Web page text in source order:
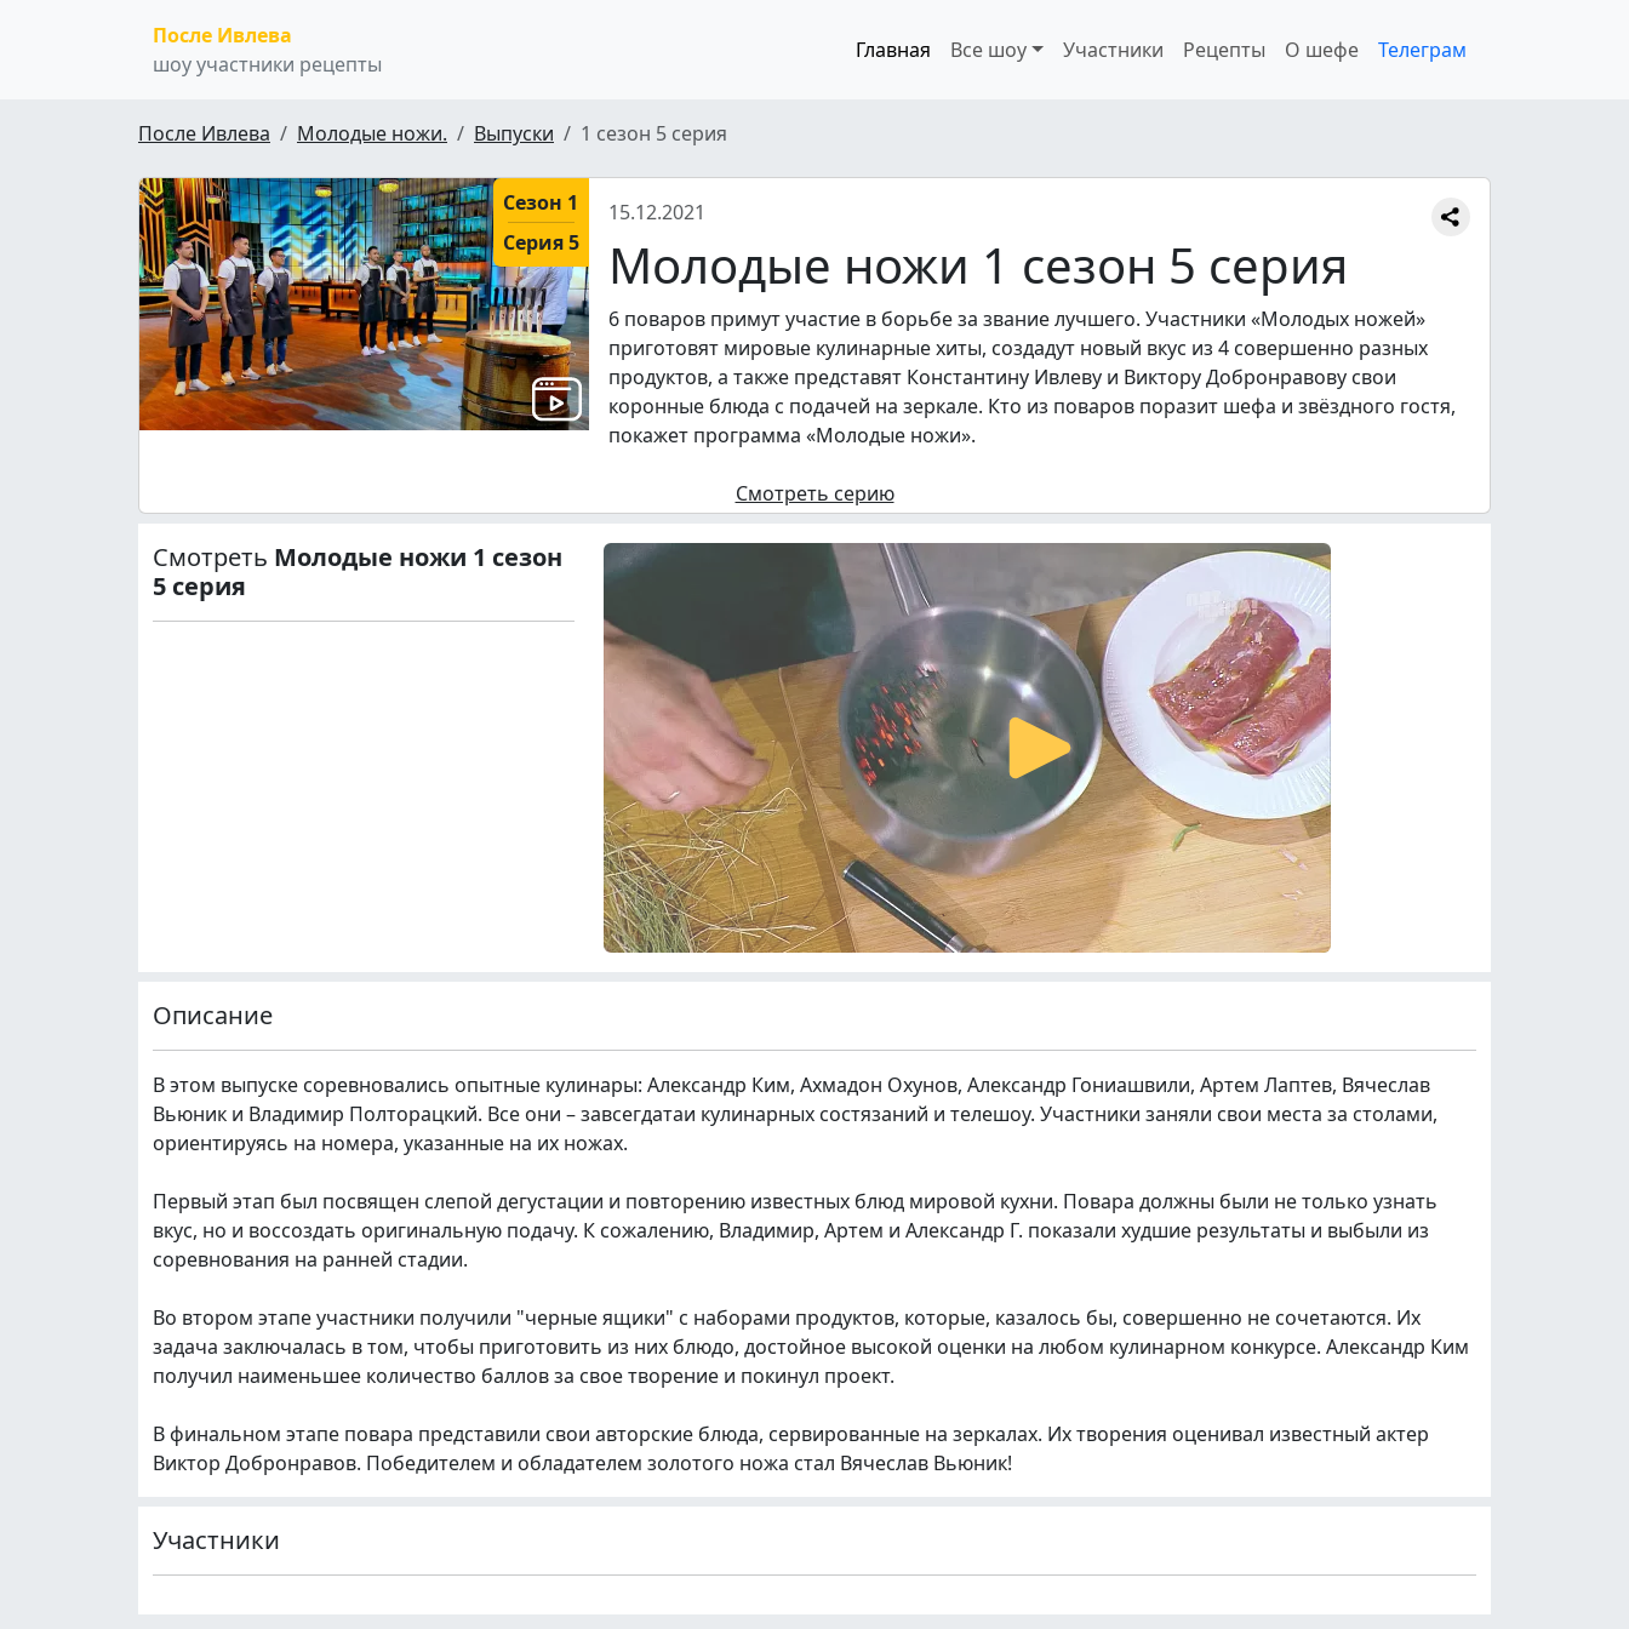
После Ивлева
шоу участники рецепты
Главная Все шоу Участники Рецепты О шефе Телеграм
После Ивлева Молодые ножи. Выпуски 1 сезон 5 серия
Сезон 1
Серия 5
15.12.2021
Молодые ножи 1 сезон 5 серия
6 поваров примут участие в борьбе за звание лучшего. Участники «Молодых ножей»
приготовят мировые кулинарные хиты, создадут новый вкус из 4 совершенно разных
продуктов, а также представят Константину Ивлеву и Виктору Добронравову свои
коронные блюда с подачей на зеркале. Кто из поваров поразит шефа и звёздного гостя,
покажет программа «Молодые ножи».
Смотреть серию
Смотреть Молодые ножи 1 сезон
5 серия
Описание
В этом выпуске соревновались опытные кулинары: Александр Ким, Ахмадон Охунов, Александр Гониашвили, Артем Лаптев, Вячеслав
Вьюник и Владимир Полторацкий. Все они – завсегдатаи кулинарных состязаний и телешоу. Участники заняли свои места за столами,
ориентируясь на номера, указанные на их ножах.
Первый этап был посвящен слепой дегустации и повторению известных блюд мировой кухни. Повара должны были не только узнать
вкус, но и воссоздать оригинальную подачу. К сожалению, Владимир, Артем и Александр Г. показали худшие результаты и выбыли из
соревнования на ранней стадии.
Во втором этапе участники получили "черные ящики" с наборами продуктов, которые, казалось бы, совершенно не сочетаются. Их
задача заключалась в том, чтобы приготовить из них блюдо, достойное высокой оценки на любом кулинарном конкурсе. Александр Ким
получил наименьшее количество баллов за свое творение и покинул проект.
В финальном этапе повара представили свои авторские блюда, сервированные на зеркалах. Их творения оценивал известный актер
Виктор Добронравов. Победителем и обладателем золотого ножа стал Вячеслав Вьюник!
Участники